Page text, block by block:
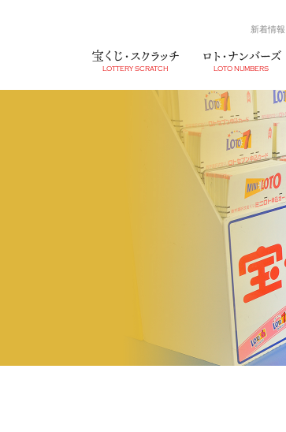
新着情
宝くじ・スクラッチ
LOTTERY SCRATCH
スクラッチ
ロト・ナンバーズ
LOTO NUMBERS
NUMBERS4
MEGABIG QUOカ
子会社店舗
組織図